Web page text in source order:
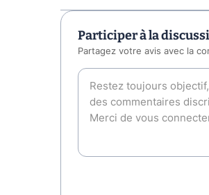
Participer à la
Partagez votre avis avec la